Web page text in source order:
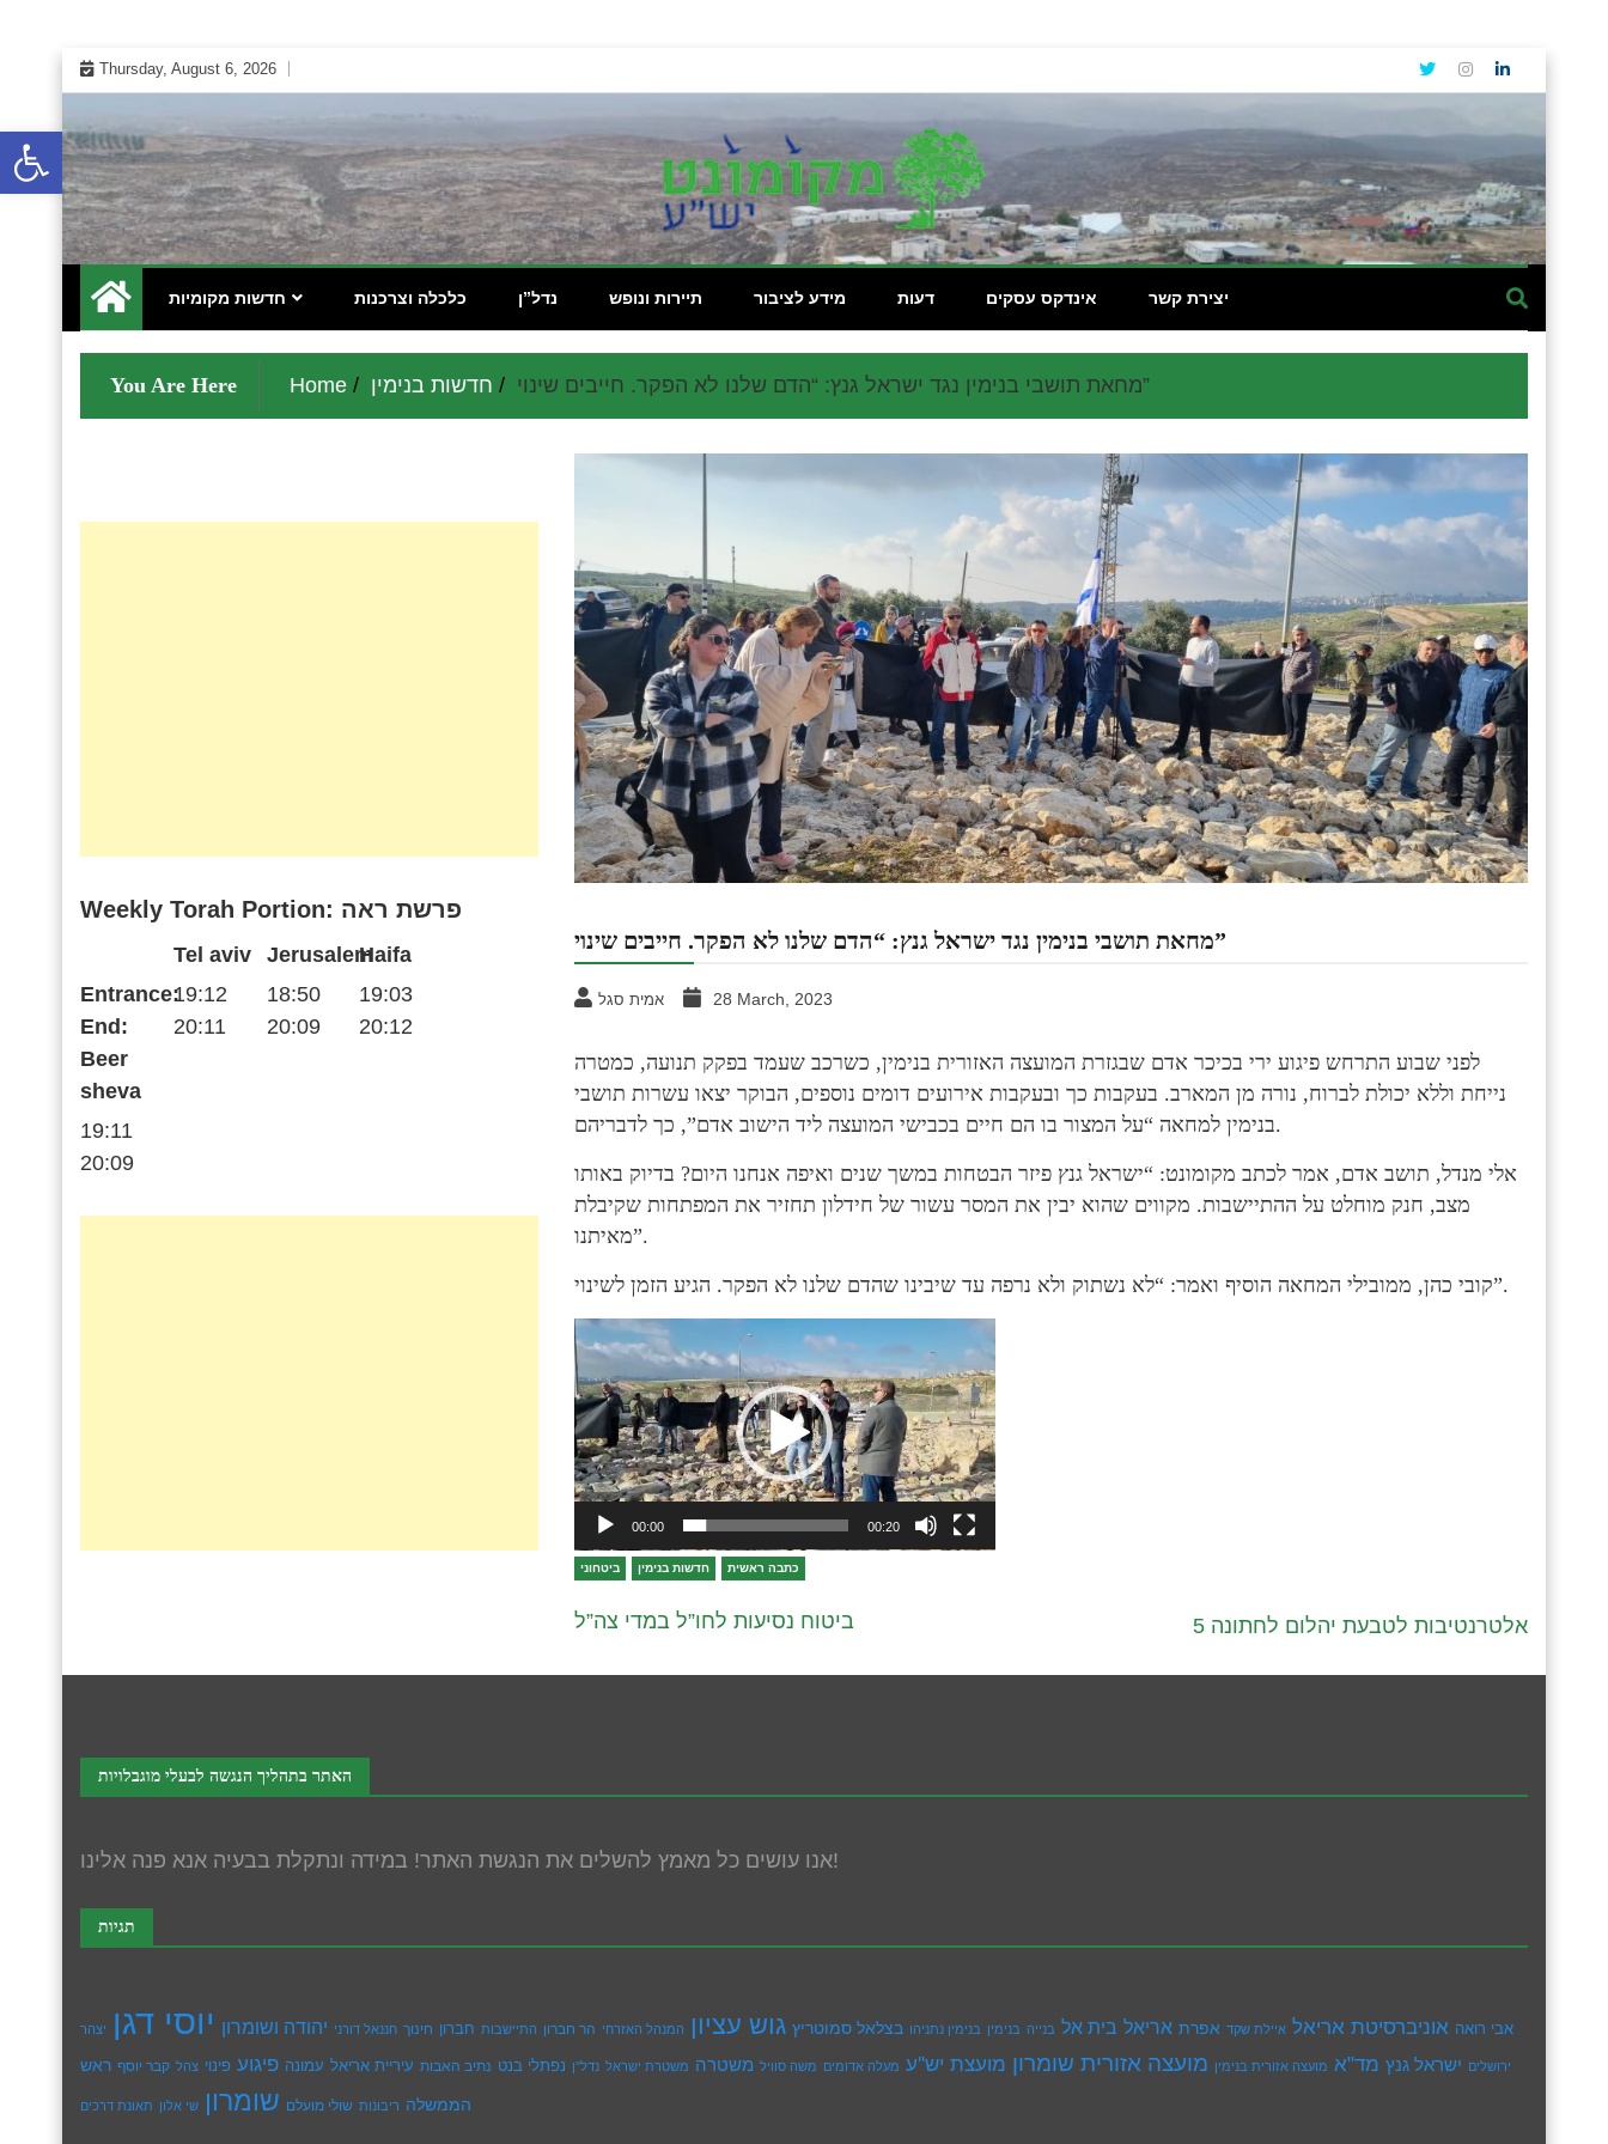
Open toolbar
Skip
to
content
Thursday, August 6, 2026
מקומונט הישובים ביו"ש
מקומון אינטרנטי לתושבי השומרון בנימין גוש עציון והר חברון
חדשות מקומיות כלכלה וצרכנות נדל”ן תיירות ונופש מידע לציבור דעות אינדקס עסקים יצירת קשר
You Are Here Home חדשות בנימין מחאת תושבי בנימין נגד ישראל גנץ: “הדם שלנו לא הפקר. חייבים שינוי”
מחאת תושבי בנימין נגד ישראל גנץ: “הדם שלנו לא הפקר. חייבים שינוי”
אמית סגל 28 March, 2023
לפני שבוע התרחש פיגוע ירי בכיכר אדם שבגזרת המועצה האזורית בנימין, כשרכב שעמד בפקק תנועה, כמטרה
נייחת וללא יכולת לברוח, נורה מן המארב. בעקבות כך ובעקבות אירועים דומים נוספים, הבוקר יצאו עשרות תושבי
בנימין למחאה “על המצור בו הם חיים בכבישי המועצה ליד הישוב אדם”, כך לדבריהם.
אלי מנדל, תושב אדם, אמר לכתב מקומונט: “ישראל גנץ פיזר הבטחות במשך שנים ואיפה אנחנו היום? בדיוק באותו
מצב, חנק מוחלט על ההתיישבות. מקווים שהוא יבין את המסר עשור של חידלון תחזיר את המפתחות שקיבלת
מאיתנו”.
קובי כהן, ממובילי המחאה הוסיף ואמר: “לא נשתוק ולא נרפה עד שיבינו שהדם שלנו לא הפקר. הגיע הזמן לשינוי”.
Video
Player
00:00 00:20
ביטחוני חדשות בנימין כתבה ראשית
ביטוח נסיעות לחו”ל במדי צה”ל 5 אלטרנטיבות לטבעת יהלום לחתונה
Weekly Torah Portion: פרשת ראה
Entrance:
End:
Tel aviv
19:12
20:11
Jerusalem
18:50
20:09
Haifa
19:03
20:12
Beer
sheva
19:11
20:09
האתר בתהליך הנגשה לבעלי מוגבלויות
אנו עושים כל מאמץ להשלים את הנגשת האתר! במידה ונתקלת בבעיה אנא פנה אלינו!
תגיות
אבי רואה אוניברסיטת אריאל איילת שקד אפרת אריאל בית אל בנייה בנימין בנימין נתניהו בצלאל סמוטריץ גוש עציון המנהל האזרחי הר חברון התיישבות חברון חינוך חננאל דורני יהודה ושומרון יוסי דגן יצהר
ירושלים ישראל גנץ מד"א מועצה אזורית בנימין מועצה אזורית שומרון מועצת יש''ע מעלה אדומים משה סוויל משטרה משטרת ישראל נדל''ן נפתלי בנט נתיב האבות עיריית אריאל עמונה פיגוע פינוי צהל קבר יוסף ראש
הממשלה ריבונות שולי מועלם שומרון שי אלון תאונת דרכים